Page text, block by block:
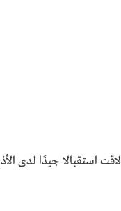
استقبالا جيدًا لدى